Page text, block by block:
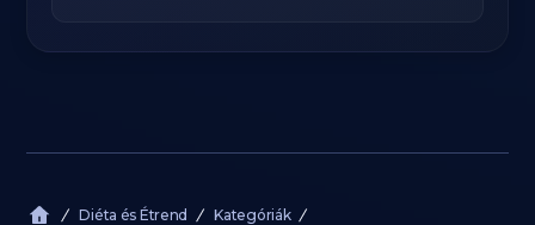
Diéta és Étrend Kategóriák